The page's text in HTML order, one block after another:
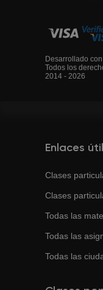
Desarrollado
Todos los
2014 - 2026
Enlaces
Clases
Clases
Todas las
Todas las
Todas las